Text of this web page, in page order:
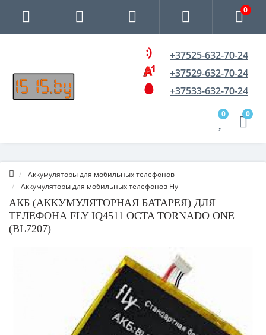
0
+37525-632-70-24
+37529-632-70-24
+37533-632-70-24
0 0
Аккумуляторы для мобильных телефонов
Аккумуляторы для мобильных телефонов Fly
АКБ (АККУМУЛЯТОРНАЯ БАТАРЕЯ) ДЛЯ
ТЕЛЕФОНА FLY IQ4511 OCTA TORNADO ONE
(BL7207)